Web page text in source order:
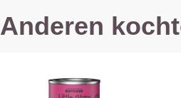
Anderen